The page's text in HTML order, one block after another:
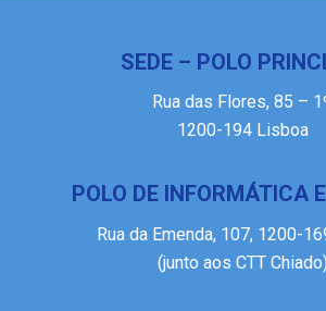
SEDE – POLO
Rua das Flores, 85 –
1200-194 Lisboa
POLO DE INFORMÁTICA
Rua da Emenda, 107, 1200-
(junto aos CTT Chiado)